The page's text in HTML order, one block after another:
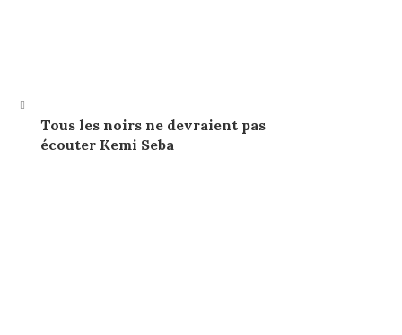
Tous les noirs ne devraient pas
écouter Kemi Seba